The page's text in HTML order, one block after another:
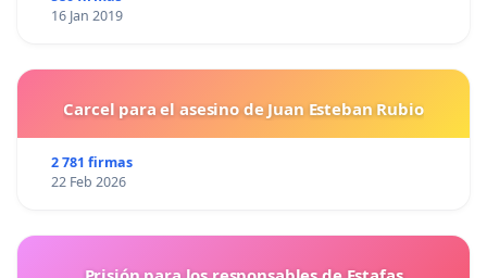
16 Jan 2019
Carcel para el asesino de Juan Esteban Rubio
2 781 firmas
22 Feb 2026